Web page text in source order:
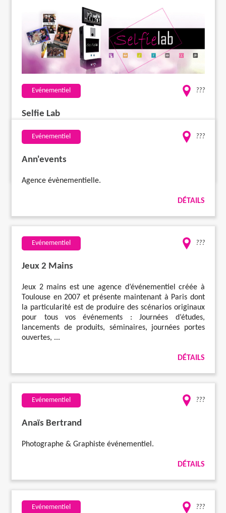
Evénementiel ???
Selfie Lab
Location de bornes photographiques dont l'une des
caractéristiques est l'impression instantanée.
Evénementiel ???
Ann'events
Agence évènementielle.
DÉTAILS
Evénementiel ???
Jeux 2 Mains
Jeux 2 mains est une agence d’événementiel créée à
Toulouse en 2007 et présente maintenant à Paris dont
la particularité est de produire des scénarios originaux
pour tous vos événements : Journées d’études,
lancements de produits, séminaires, journées portes
ouvertes, ...
DÉTAILS
Evénementiel ???
Anaïs Bertrand
Photographe & Graphiste événementiel.
DÉTAILS
Evénementiel ???